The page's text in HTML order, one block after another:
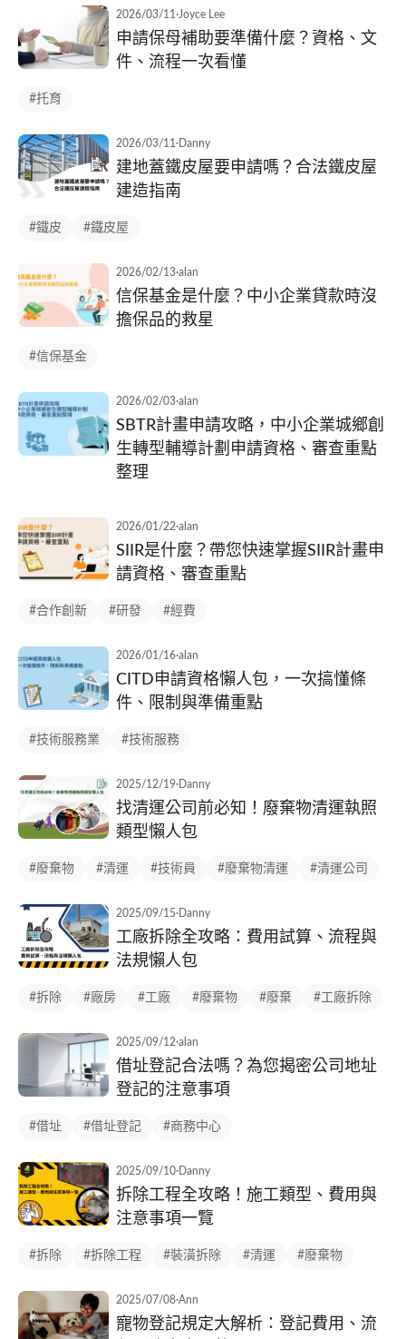
2026/03/11 ·Joyce Lee
申請保母補助要準備什麼？資格、文
件、流程一次看懂
#托育
2026/03/11 · Danny
建地蓋鐵皮屋要申請嗎？合法鐵皮屋
建造指南
#鐵皮 #鐵皮屋
2026/02/13·alan
信保基金是什麼？中小企業貸款時沒
擔保品的救星
#信保基金
2026/02/03·alan
SBTR計畫申請攻略，中小企業城鄉創
生轉型輔導計劃申請資格、審查重點
整理
2026/01/22·alan
SIIR是什麼？帶您快速掌握SIIR計畫申
請資格、審查重點
#合作創新 #研發 #經費
2026/01/16·alan
CITD申請資格懶人包，一次搞懂條
件、限制與準備重點
#技術服務業 #技術服務
2025/12/19· Danny
找清運公司前必知！廢棄物清運執照
類型懶人包
#廢棄物 #清運 #技術員 #廢棄物清運 #清運公司
2025/09/15· Danny
工廠拆除全攻略：費用試算、流程與
法規懶人包
#拆除 #廠房 #工廠 #廢棄物 #廢棄 #工廠拆除
2025/09/12·alan
借址登記合法嗎？為您揭密公司地址
登記的注意事項
#借址 #借址登記 #商務中心
2025/09/10· Danny
拆除工程全攻略！施工類型、費用與
注意事項一覽
#拆除 #拆除工程 #裝潢拆除 #清運 #廢棄物
2025/07/08·Ann
寵物登記規定大解析：登記費用、流